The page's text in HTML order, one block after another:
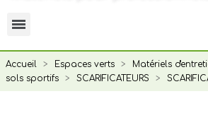
Accueil Espaces verts
Matériels
sols sportifs
SCARIFICATEURS